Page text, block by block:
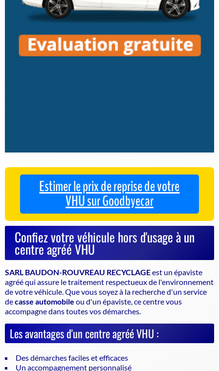
Estimer le prix de reprise de votre
VHU sur Goodbyecar
Confiez votre véhicule hors d'usage à un
centre agréé VHU
SARL BAUDON-ROUVREAU RECYCLAGEest un épaviste
agrééqui assure le traitement respectueux de l'environnement
de votre véhicule. Que vous soyez à la recherche d'un service
decasse automobile ou d'un épaviste , ce centre vous
accompagne dans toutes vos démarches.
Les avantages d'un centre agréé VHU :
Des démarches faciles et efficaces
Un accompagnement personnalisé